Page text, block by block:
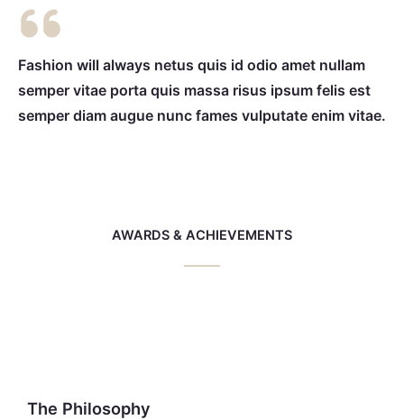
Fashion will always netus quis id odio amet nullam
semper vitae porta quis massa risus ipsum felis est
semper diam augue nunc fames vulputate enim vitae.​
AWARDS & ACHIEVEMENTS
The Philosophy